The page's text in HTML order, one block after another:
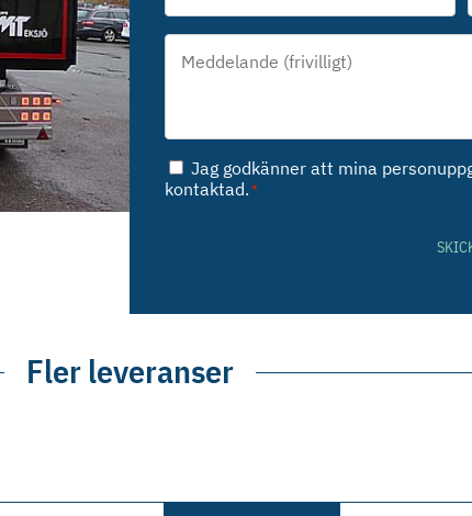
Meddelande*
Samtycke*
Jag godkänner att mina
kontaktad.*
Fler leveranser